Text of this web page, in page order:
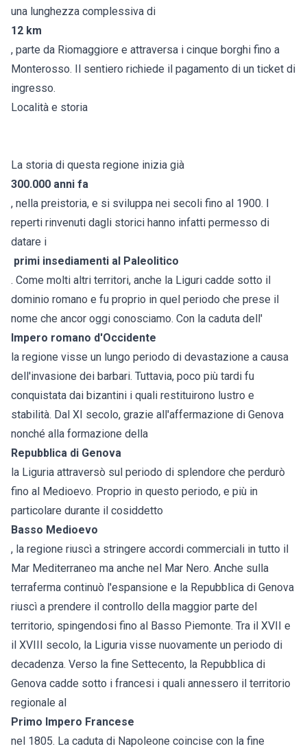
una lunghezza complessiva di
12 km
, parte da Riomaggiore e attraversa i cinque borghi fino a
Monterosso. Il sentiero richiede il pagamento di un ticket di
ingresso.
Località e storia
La storia di questa regione inizia già
300.000 anni fa
, nella preistoria, e si sviluppa nei secoli fino al 1900. I
reperti rinvenuti dagli storici hanno infatti permesso di
datare i
primi insediamenti al Paleolitico
. Come molti altri territori, anche la Liguri cadde sotto il
dominio romano e fu proprio in quel periodo che prese il
nome che ancor oggi conosciamo. Con la caduta dell'
Impero romano d'Occidente
la regione visse un lungo periodo di devastazione a causa
dell'invasione dei barbari. Tuttavia, poco più tardi fu
conquistata dai bizantini i quali restituirono lustro e
stabilità. Dal XI secolo, grazie all'affermazione di Genova
nonché alla formazione della
Repubblica di Genova
la Liguria attraversò sul periodo di splendore che perdurò
fino al Medioevo. Proprio in questo periodo, e più in
particolare durante il cosiddetto
Basso Medioevo
, la regione riuscì a stringere accordi commerciali in tutto il
Mar Mediterraneo ma anche nel Mar Nero. Anche sulla
terraferma continuò l'espansione e la Repubblica di Genova
riuscì a prendere il controllo della maggior parte del
territorio, spingendosi fino al Basso Piemonte. Tra il XVII e
il XVIII secolo, la Liguria visse nuovamente un periodo di
decadenza. Verso la fine Settecento, la Repubblica di
Genova cadde sotto i francesi i quali annessero il territorio
regionale al
Primo Impero Francese
nel 1805. La caduta di Napoleone coincise con la fine